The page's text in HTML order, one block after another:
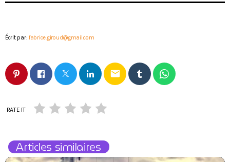
Écrit par:fabrice.giroud@gmail.com
email
RATE IT
Articles similaires